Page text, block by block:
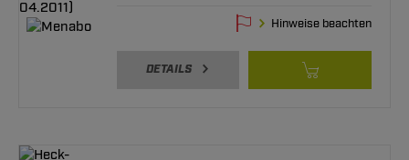
Hinweise beachten
DETAILS